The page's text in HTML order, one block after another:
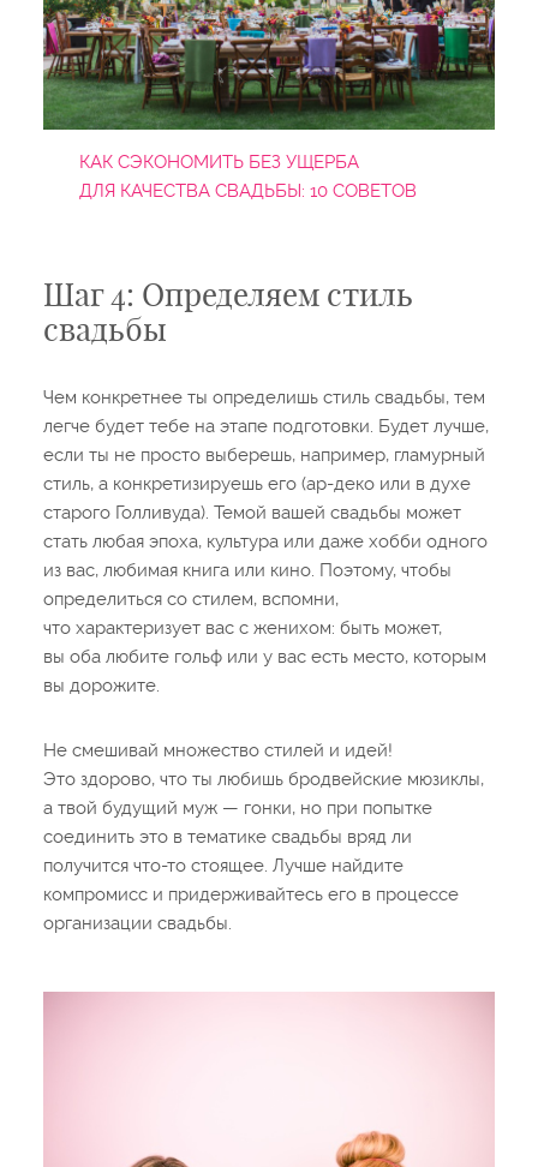
КАК СЭКОНОМИТЬ БЕЗ УЩЕРБА
ДЛЯ КАЧЕСТВА СВАДЬБЫ: 10 СОВЕТОВ
Шаг 4: Определяем стиль
свадьбы
Чем конкретнее ты определишь стиль свадьбы, тем
легче будет тебе на этапе подготовки. Будет лучше,
если ты не просто выберешь, например, гламурный
стиль, а конкретизируешь его (ар-деко или в духе
старого Голливуда). Темой вашей свадьбы может
стать любая эпоха, культура или даже хобби одного
из вас, любимая книга или кино. Поэтому, чтобы
определиться со стилем, вспомни,
что характеризует вас с женихом: быть может,
вы оба любите гольф или у вас есть место, которым
вы дорожите.
Не смешивай множество стилей и идей!
Это здорово, что ты любишь бродвейские мюзиклы,
а твой будущий муж — гонки, но при попытке
соединить это в тематике свадьбы вряд ли
получится что-то стоящее. Лучше найдите
компромисс и придерживайтесь его в процессе
организации свадьбы.